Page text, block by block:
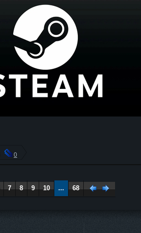
0
7 8 9 10 ...
68